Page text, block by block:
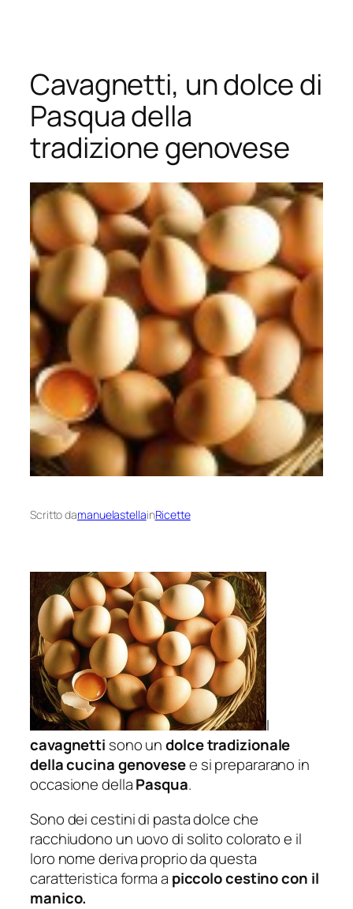
contenuto
Cavagnetti, un dolce di
Pasqua della
tradizione genovese
Scritto damanuelastellainRicette
I
cavagnetti sono undolce tradizionale
della cucina genovesee si prepararano in
occasione dellaPasqua.
Sono dei cestini di pasta dolce che
racchiudono un uovo di solito colorato e il
loro nome deriva proprio da questa
caratteristica forma a piccolo cestino con il
manico.